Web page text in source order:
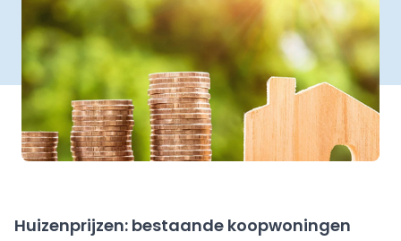
Huizenprijzen: bestaande koopwoningen